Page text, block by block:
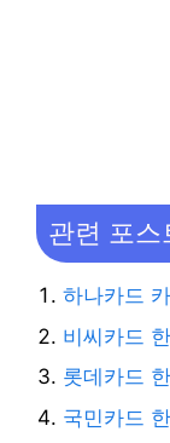
관련 포스
하나카드
비씨카드
롯데카드
국민카드